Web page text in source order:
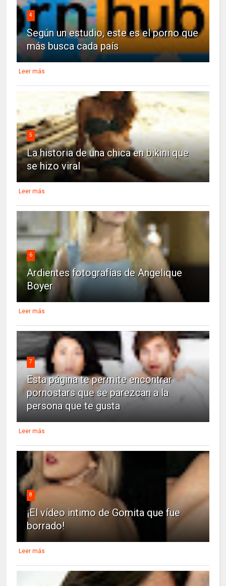
4
Según un estudio, este es el porno que
más busca cada país
Leer más
5
La historia de una chica en bikini que
se hizo viral
Leer más
6
Ardientes fotografías de Angelique
Boyer
Leer más
7
Esta página te permite encontrar
pornostars que se parezcan a la
persona que te gusta
Leer más
8
¡El vídeo intimo de Gomita que fue
borrado!
Leer más